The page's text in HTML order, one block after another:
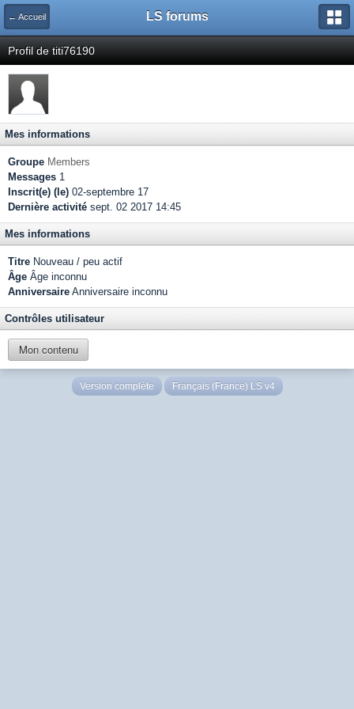
← Accueil LS forums
Profil de titi76190
Mes informations
Groupe Members
Messages 1
Inscrit(e) (le) 02-septembre 17
Dernière activité sept. 02 2017 14:45
Mes informations
Titre Nouveau / peu actif
Âge Âge inconnu
Anniversaire Anniversaire inconnu
Contrôles utilisateur
Mon contenu
Version complète Français (France) LS v4